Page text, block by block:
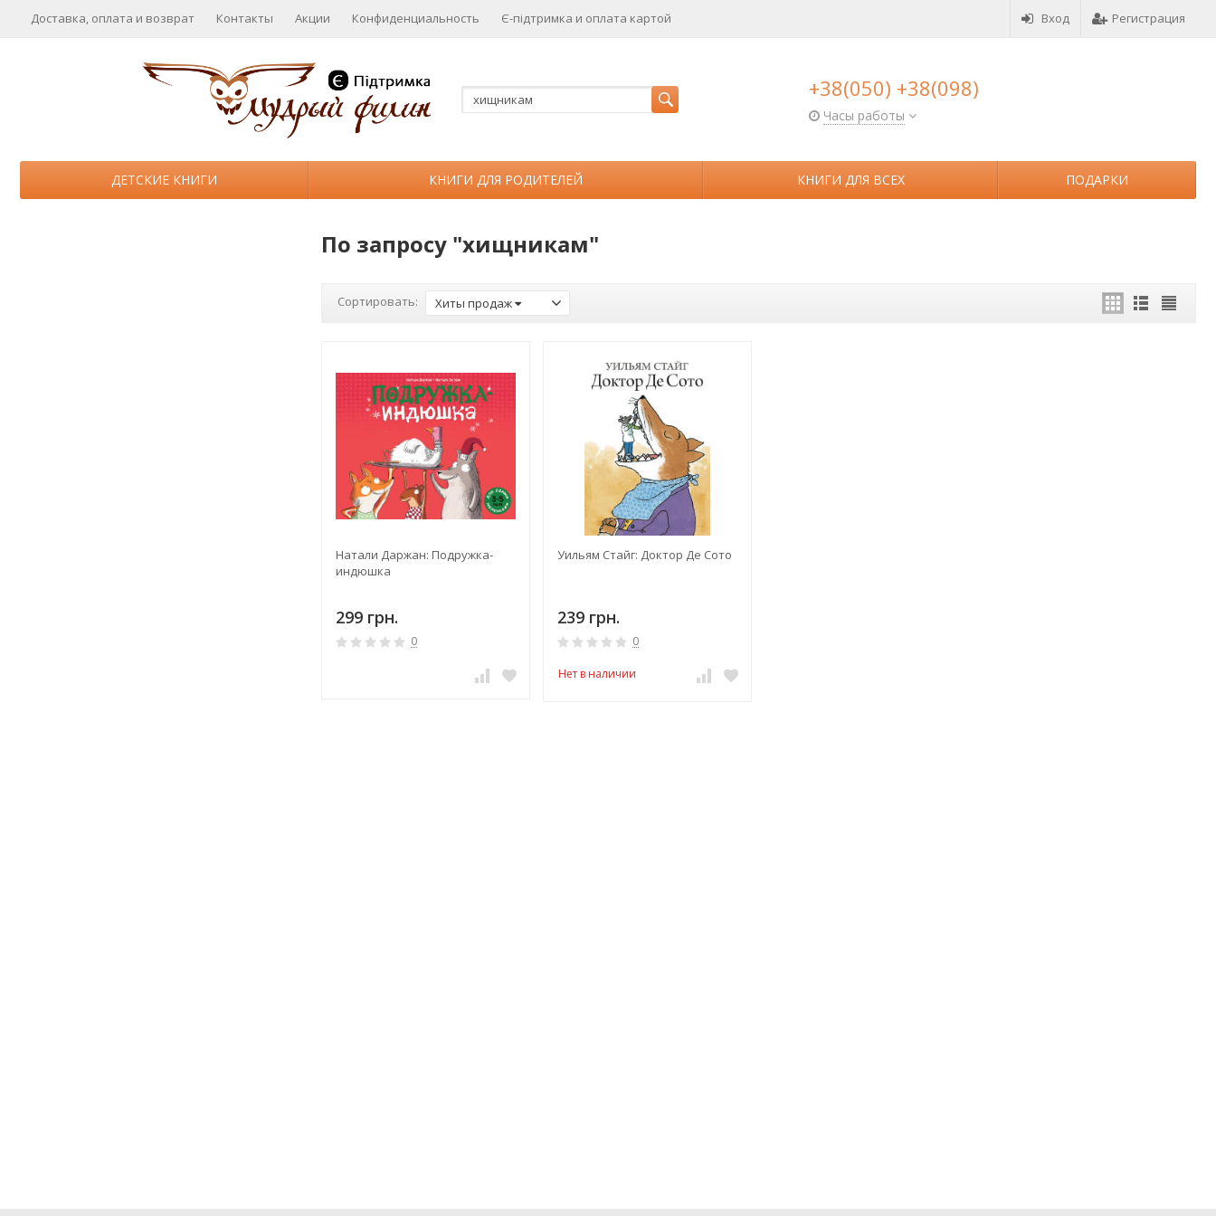
Вход Регистрация
Доставка, оплата и возврат Контакты Акции Конфиденциальность Є-підтримка и оплата картой
+38(050) +38(098)
Часы работы
ДЕТСКИЕ КНИГИ КНИГИ ДЛЯ РОДИТЕЛЕЙ КНИГИ ДЛЯ ВСЕХ ПОДАРКИ
По запросу "хищникам"
Сортировать: Хиты продаж
Натали Даржан: Подружка-
индюшка
299 грн.
0
Уильям Стайг: Доктор Де Сото
239 грн.
0
Нет в наличии